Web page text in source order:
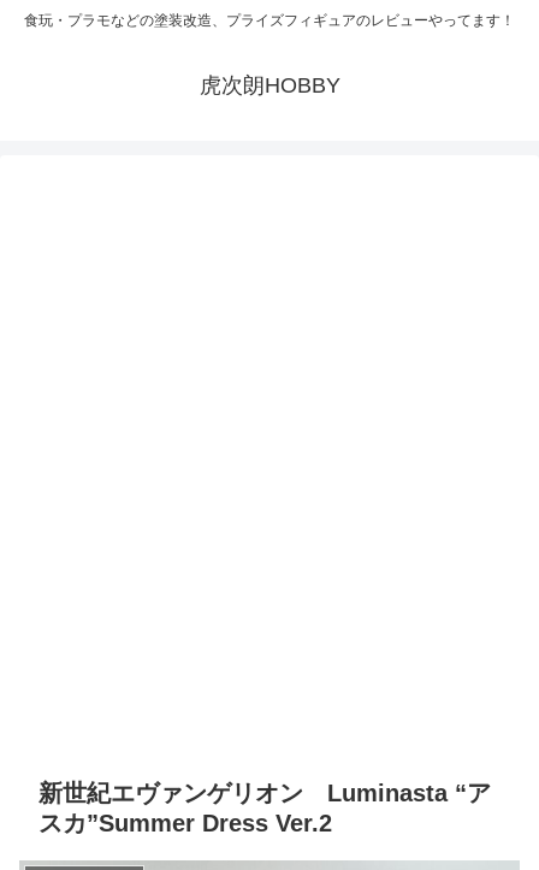
食玩・プラモなどの塗装改造、プライズフィギュアのレビューやってます！
虎次朗HOBBY
新世紀エヴァンゲリオン Luminasta “ア
スカ”Summer Dress Ver.2